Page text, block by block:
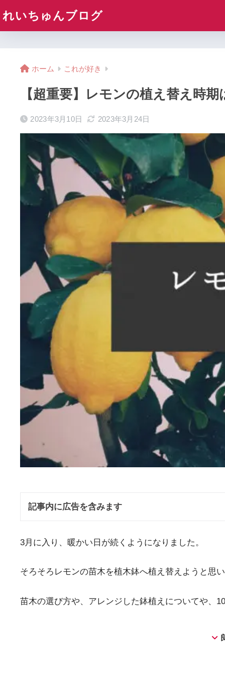
れいちゅんブログ
ホーム これが好き
【超重要】レモンの植え替え時
2023年3月10日 2023年3月24日
記事内に広告を含みます
3月に入り、暖かい日が続くようになりました。
そろそろレモンの苗木を植木鉢へ植え替えようと思い
苗木の選び方や、アレンジした鉢植えについてや、